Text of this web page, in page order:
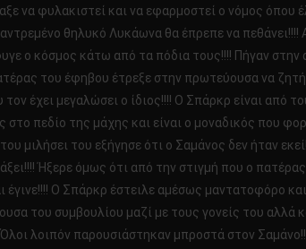
να φυλακιστεί και να εφαρμοστεί ο νόμος όπου
θηλυκό Λυκάωνα θα έπρεπε να
ο κόσμος κάτω από τα πόδια τους!!!! Πήγαν στην
του έφηβου έτρεξε στην πρωτεύουσα να
έχει μεγαλώσει ο ίδιος!!!! Ο Σπάρκρ είναι από
πεδίο της μάχης και είναι ο μοναδικός που
μιλήσει του εξήγησε ότι ο Σαμάνος δεν ήταν
Ήξερε όμως ότι από την στιγμή που ο
έγινε!!!! Ο Σπάρκρ έστειλε αμέσως μαντατοφόρο
του συμβουλίου μαζί με τους γονείς του
λοιπόν παρουσιάστηκαν μπροστά στον